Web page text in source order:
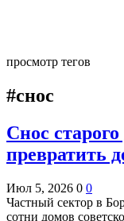
просмотр тегов
#снос
Снос
превратить
Июл 5, 2026 0 0
Частный сектор в
сотни домов